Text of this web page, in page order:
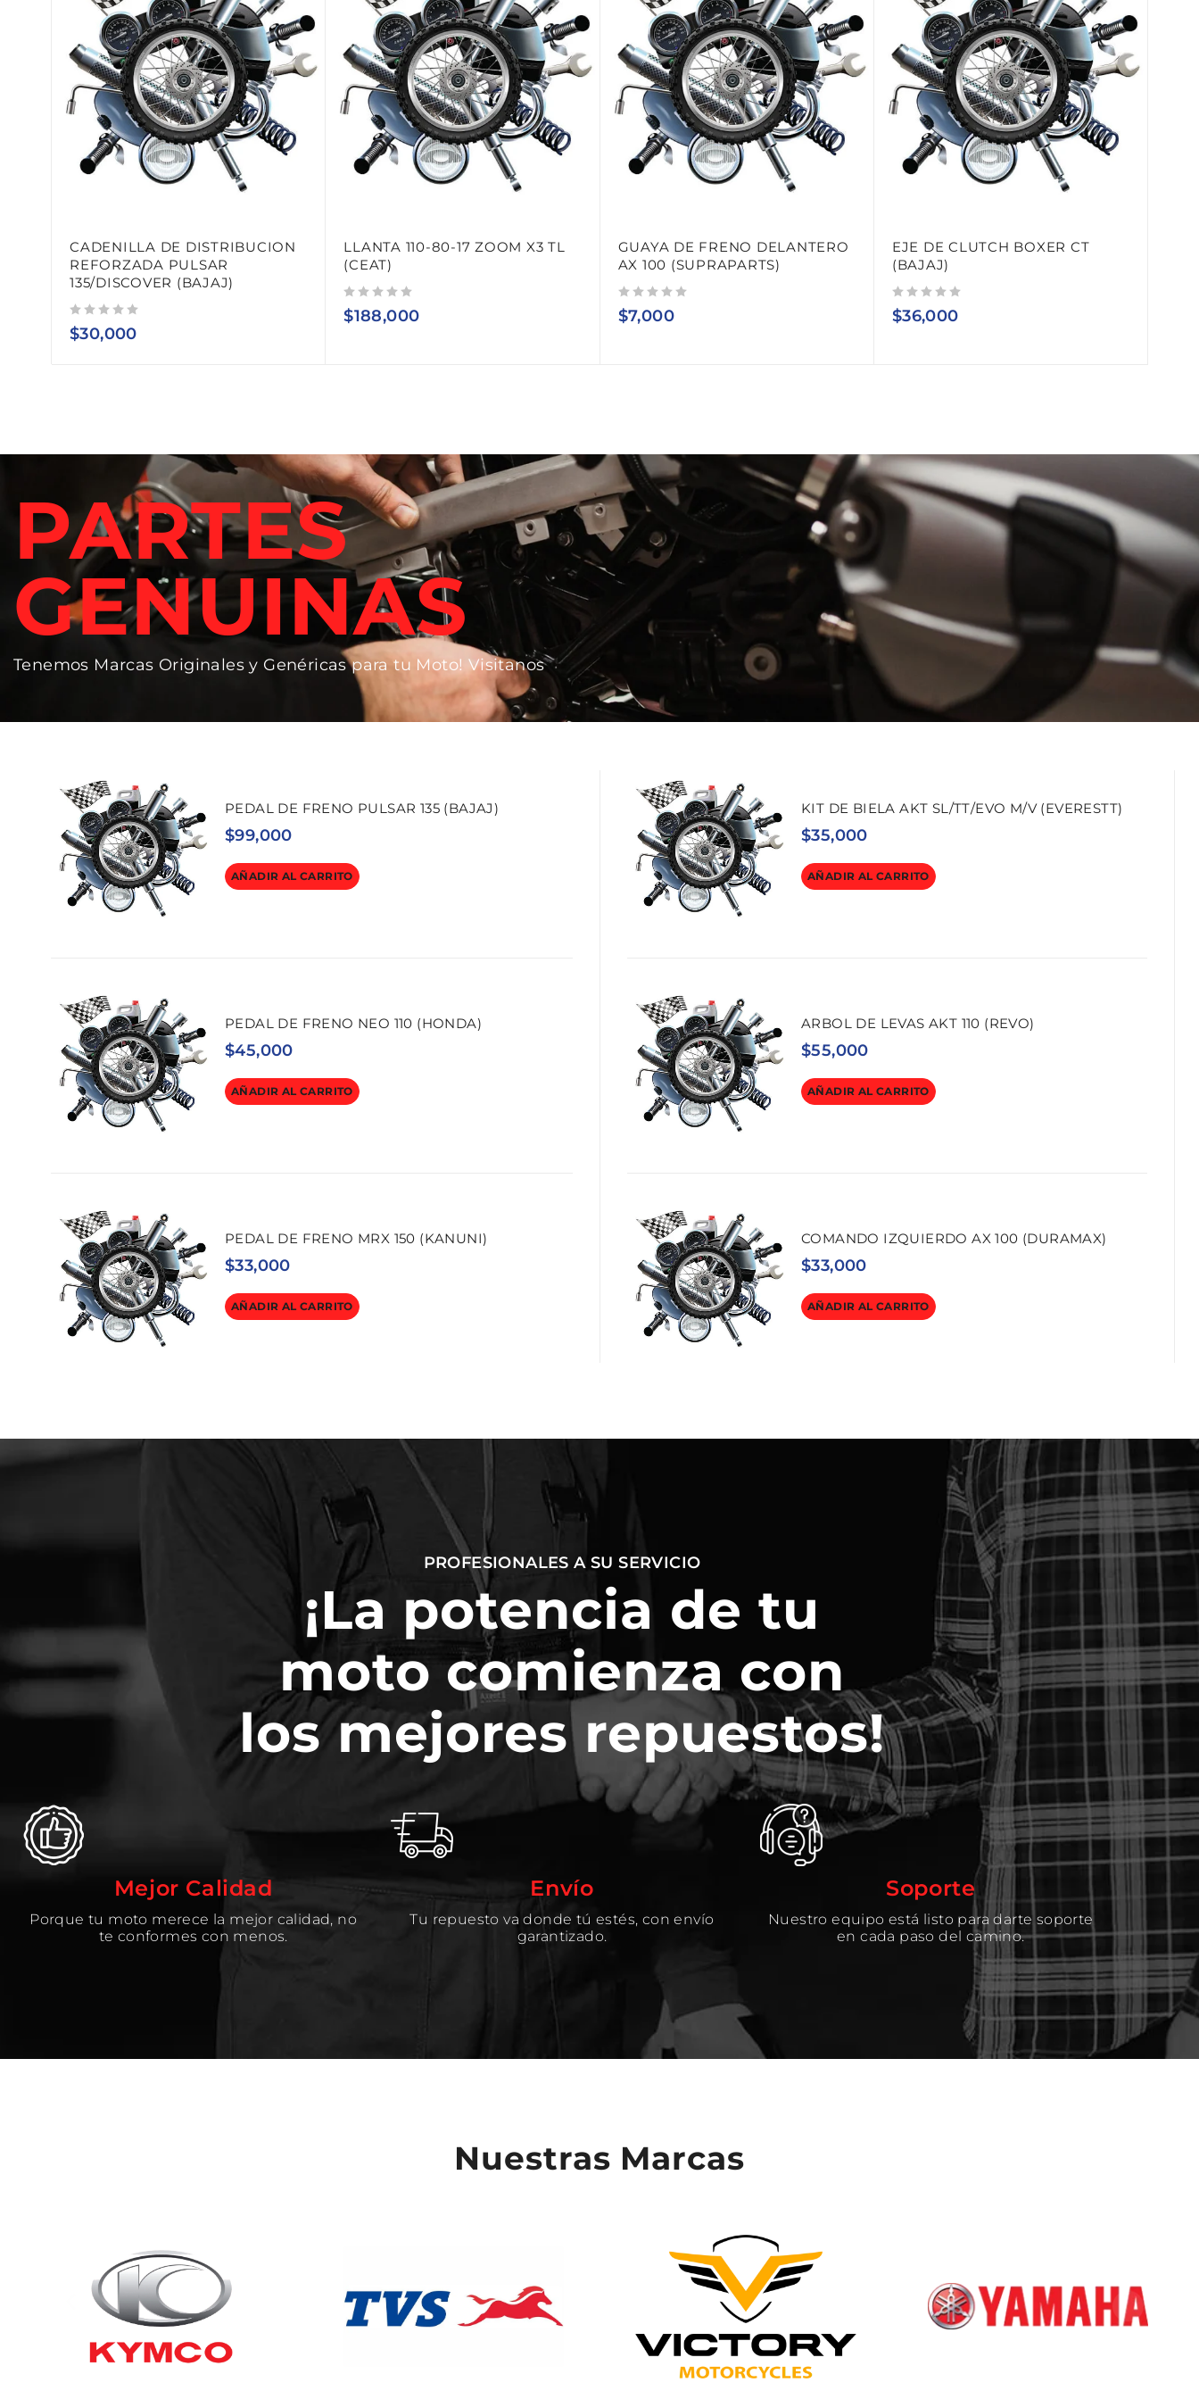
CADENILLA DE DISTRIBUCION
REFORZADA PULSAR
135/DISCOVER (BAJAJ)
$30,000
LLANTA 110-80-17 ZOOM X3 TL
(CEAT)
$188,000
GUAYA DE FRENO DELANTERO
AX 100 (SUPRAPARTS)
$7,000
EJE DE CLUTCH BOXER CT
(BAJAJ)
$36,000
PARTES
GENUINAS
Tenemos Marcas Originales y Genéricas para tu Moto! Visitanos
PEDAL DE FRENO PULSAR 135 (BAJAJ)
$99,000
AÑADIR AL CARRITO
PEDAL DE FRENO NEO 110 (HONDA)
$45,000
AÑADIR AL CARRITO
PEDAL DE FRENO MRX 150 (KANUNI)
$33,000
AÑADIR AL CARRITO
KIT DE BIELA AKT SL/TT/EVO M/V (EVERESTT)
$35,000
AÑADIR AL CARRITO
ARBOL DE LEVAS AKT 110 (REVO)
$55,000
AÑADIR AL CARRITO
COMANDO IZQUIERDO AX 100 (DURAMAX)
$33,000
AÑADIR AL CARRITO
PROFESIONALES A SU SERVICIO
¡La potencia de tu
moto comienza con
los mejores repuestos!
Mejor Calidad
Porque tu moto merece la mejor calidad, no
te conformes con menos.
Envío
Tu repuesto va donde tú estés, con envío
garantizado.
Soporte
Nuestro equipo está listo para darte soporte
en cada paso del camino.
Nuestras Marcas